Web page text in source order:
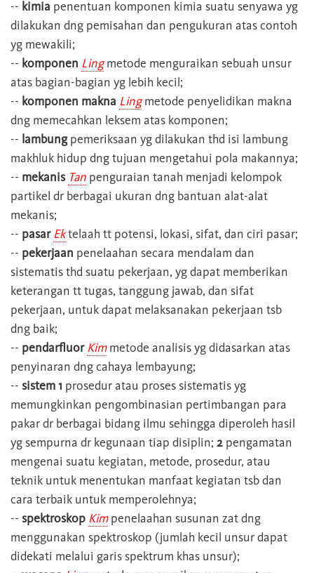
-- kimia penentuan komponen kimia suatu senyawa yg
dilakukan dng pemisahan dan pengukuran atas contoh
yg mewakili;
-- komponen Lingmetode menguraikan sebuah unsur
atas bagian-bagian yg lebih kecil;
-- komponen makna Lingmetode penyelidikan makna
dng memecahkan leksem atas komponen;
-- lambungpemeriksaan yg dilakukan thd isi lambung
makhluk hidup dng tujuan mengetahui pola makannya;
-- mekanis Tan penguraian tanah menjadi kelompok
partikel dr berbagai ukuran dng bantuan alat-alat
mekanis;
-- pasar Ektelaah tt potensi, lokasi, sifat, dan ciri pasar;
-- pekerjaan penelaahan secara mendalam dan
sistematis thd suatu pekerjaan, yg dapat memberikan
keterangan tt tugas, tanggung jawab, dan sifat
pekerjaan, untuk dapat melaksanakan pekerjaan tsb
dng baik;
-- pendarfluor Kimmetode analisis yg didasarkan atas
penyinaran dng cahaya lembayung;
-- sistem 1 prosedur atau proses sistematis yg
memungkinkan pengombinasian pertimbangan para
pakar dr berbagai bidang ilmu sehingga diperoleh hasil
yg sempurna dr kegunaan tiap disiplin; 2 pengamatan
mengenai suatu kegiatan, metode, prosedur, atau
teknik untuk menentukan manfaat kegiatan tsb dan
cara terbaik untuk memperolehnya;
-- spektroskop Kimpenelaahan susunan zat dng
menggunakan spektroskop (jumlah kecil unsur dapat
didekati melalui garis spektrum khas unsur);